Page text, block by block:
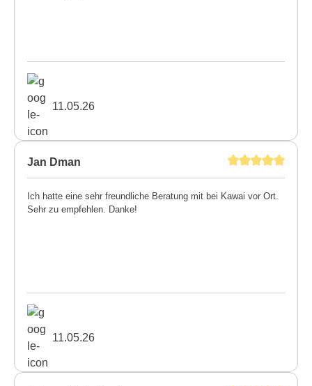
11.05.26
Jan Dman
Ich hatte eine sehr freundliche Beratung mit bei Kawai vor Ort.
Sehr zu empfehlen. Danke!
11.05.26